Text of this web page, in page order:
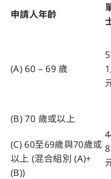
申請人年齡
(A) 60 – 69 歲
(B) 70 歲或以上
(C) 60至69歲與70歲或
以上 (混合組別 (A)+
(B))